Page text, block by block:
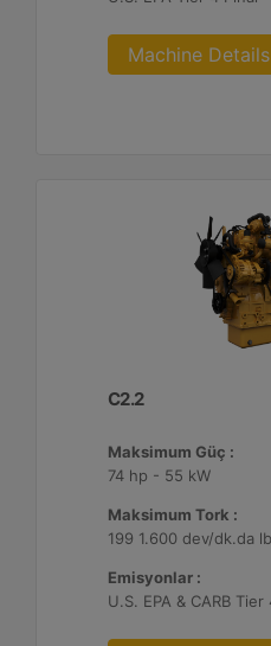
Machine Details
C2.2
Maksimum Güç :
74 hp - 55 kW
Maksimum Tork :
Emisyonlar :